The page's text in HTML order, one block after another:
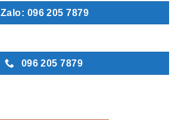
Zalo: 096 205 7879
096 205 7879